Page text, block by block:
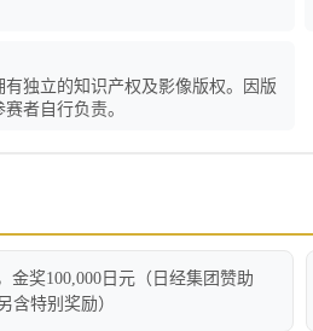
独立的知识产权及影像版权。因版
者自行负责。
金奖100,000日元（日经集团赞助
含特别奖励）